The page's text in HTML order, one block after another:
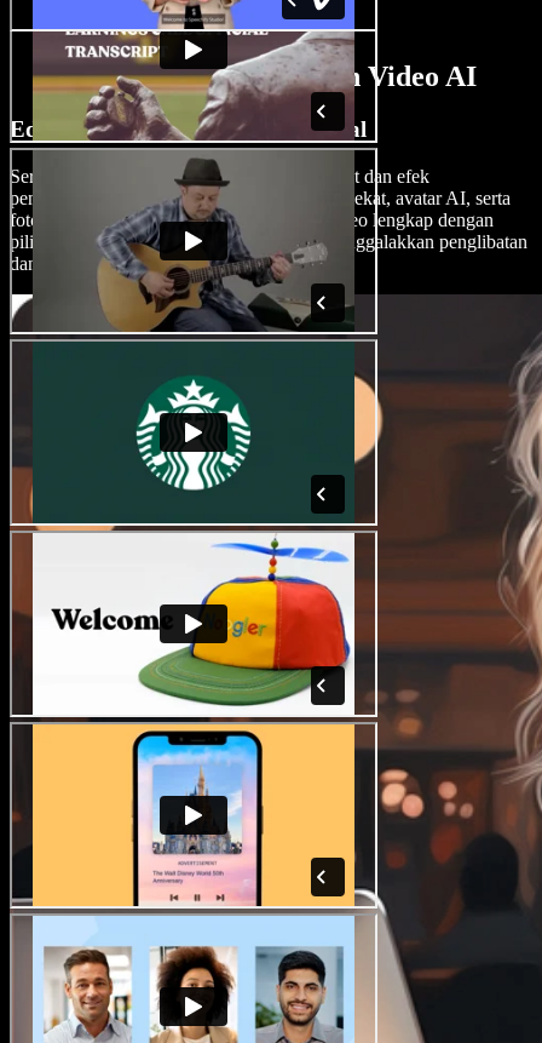
Ciri-ciri Pembuat Iklan Video AI
Edit Iklan Video Seperti Profesional
Serikan iklan video anda dengan pelbagai alat dan efek
penyuntingan video AI, termasuk transisi, pelekat, avatar AI, serta
foto dan video stok untuk mencipta iklan video lengkap dengan
pilihan call-to-action yang berkesan bagi menggalakkan penglibatan
dan penukaran penonton.